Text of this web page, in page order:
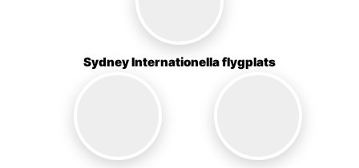
Sydney Internationella flygplats